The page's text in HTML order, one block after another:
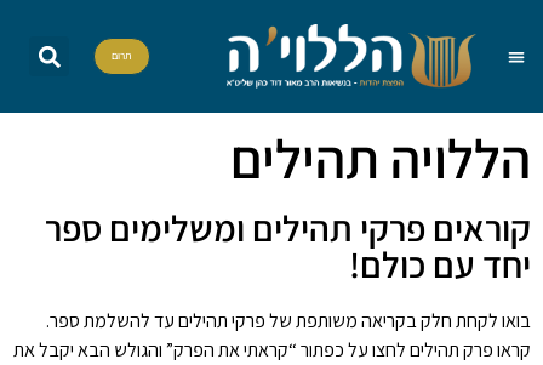
תרום
הללויה תהילים
קוראים פרקי תהילים ומשלימים ספר
יחד עם כולם!
בואו לקחת חלק בקריאה משותפת של פרקי תהילים עד להשלמת ספר.
קראו פרק תהילים לחצו על כפתור “קראתי את הפרק” והגולש הבא יקבל את